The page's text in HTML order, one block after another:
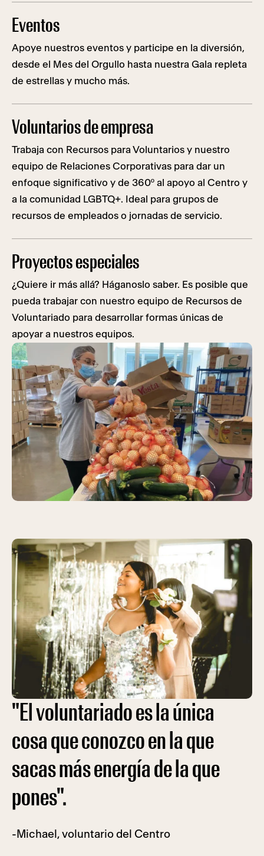
Eventos
Apoye nuestros eventos y participe en la diversión,
desde el Mes del Orgullo hasta nuestra Gala repleta
de estrellas y mucho más.
Voluntarios de empresa
Trabaja con Recursos para Voluntarios y nuestro
equipo de Relaciones Corporativas para dar un
enfoque significativo y de 360º al apoyo al Centro y
a la comunidad LGBTQ+. Ideal para grupos de
recursos de empleados o jornadas de servicio.
Proyectos especiales
¿Quiere ir más allá? Háganoslo saber. Es posible que
pueda trabajar con nuestro equipo de Recursos de
Voluntariado para desarrollar formas únicas de
apoyar a nuestros equipos.
"El voluntariado es la única
cosa que conozco en la que
sacas más energía de la que
pones".
-Michael, voluntario del Centro